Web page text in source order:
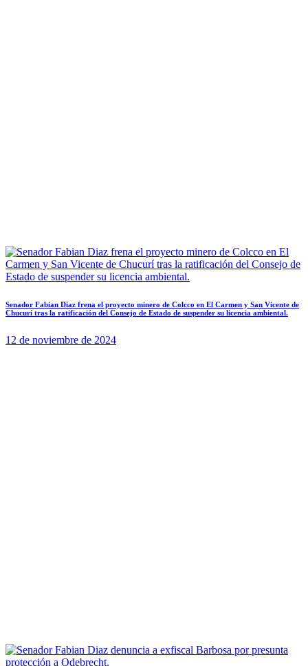
Senador Fabian Diaz frena el proyecto minero de Colcco en El Carmen y San Vicente de
Chucurí tras la ratificación del Consejo de Estado de suspender su licencia ambiental.
12 de noviembre de 2024